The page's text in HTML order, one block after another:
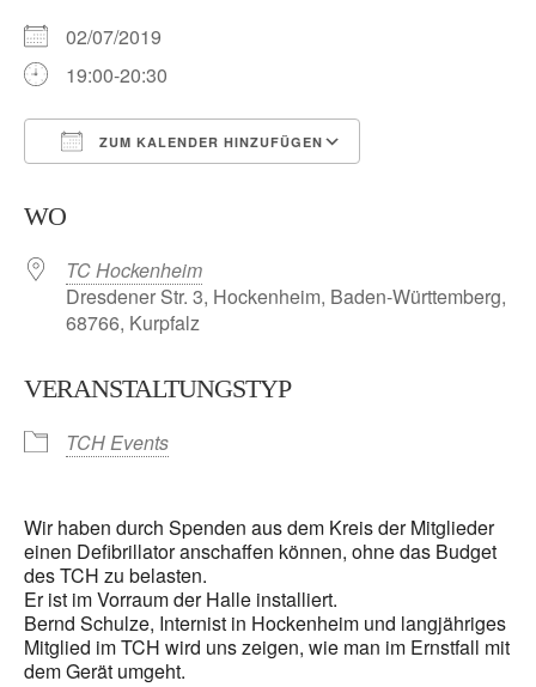
02/07/2019
19:00-20:30
ZUM KALENDER HINZUFÜGEN
WO
TC Hockenheim
Dresdener Str. 3, Hockenheim, Baden-Württemberg,
68766, Kurpfalz
VERANSTALTUNGSTYP
TCH Events
Wir haben durch Spenden aus dem Kreis der Mitglieder
einen Defibrillator anschaffen können, ohne das Budget
des TCH zu belasten.
Er ist im Vorraum der Halle installiert.
Bernd Schulze, Internist in Hockenheim und langjähriges
Mitglied im TCH wird uns zeigen, wie man im Ernstfall mit
dem Gerät umgeht.